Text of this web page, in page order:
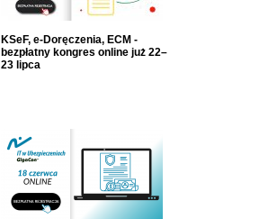
KSeF, e-Doręczenia, ECM -
bezpłatny kongres online już 22–
23 lipca